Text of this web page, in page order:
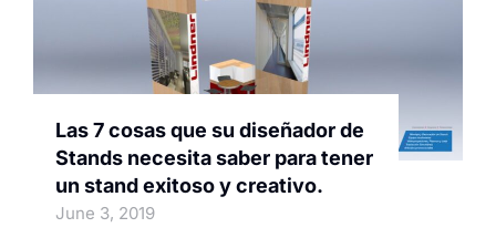
Las 7 cosas que su diseñador de
Stands necesita saber para tener
un stand exitoso y creativo.
June 3, 2019